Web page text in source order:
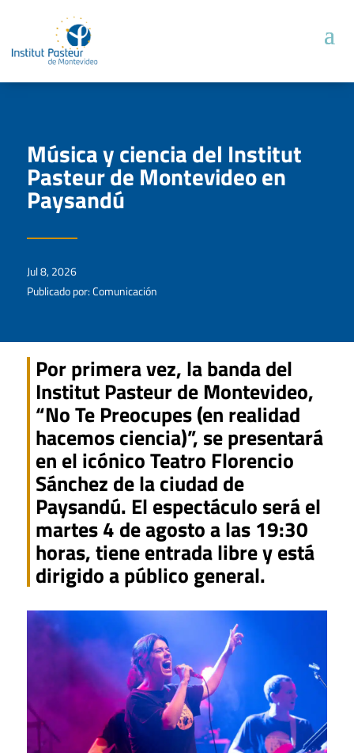
Música y ciencia del Institut
Pasteur de Montevideo en
Paysandú
Jul 8, 2026
Publicado por: Comunicación
Por primera vez, la banda del
Institut Pasteur de Montevideo,
“No Te Preocupes (en realidad
hacemos ciencia)”, se presentará
en el icónico Teatro Florencio
Sánchez de la ciudad de
Paysandú. El espectáculo será el
martes 4 de agosto a las 19:30
horas, tiene entrada libre y está
dirigido a público general.